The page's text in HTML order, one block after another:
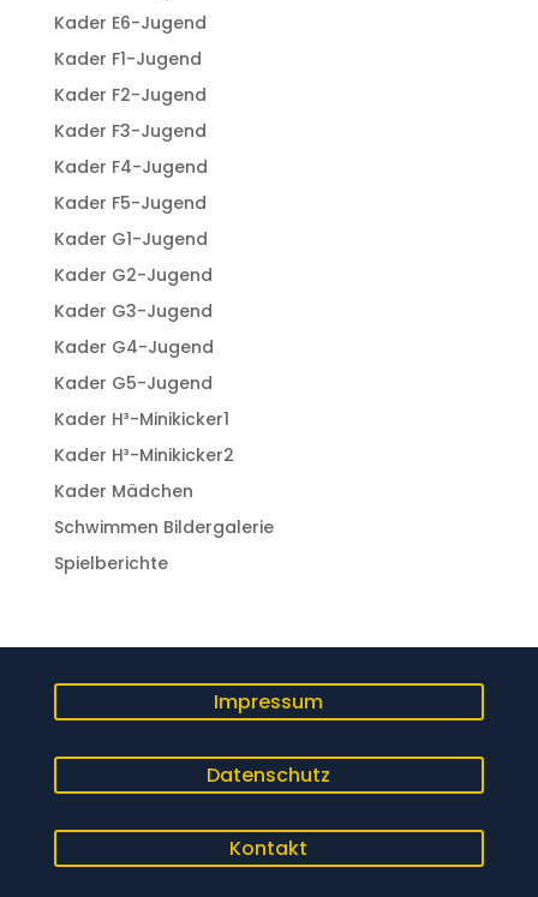
Kader E6-Jugend
Kader F1-Jugend
Kader F2-Jugend
Kader F3-Jugend
Kader F4-Jugend
Kader F5-Jugend
Kader G1-Jugend
Kader G2-Jugend
Kader G3-Jugend
Kader G4-Jugend
Kader G5-Jugend
Kader H³-Minikicker1
Kader H³-Minikicker2
Kader Mädchen
Schwimmen Bildergalerie
Spielberichte
Impressum
Datenschutz
Kontakt